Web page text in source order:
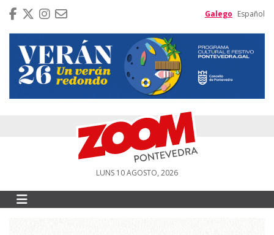
Galego Español
LUNS 10 AGOSTO, 2026